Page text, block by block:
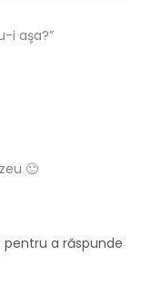
i aşa?”
🙂
a răspunde